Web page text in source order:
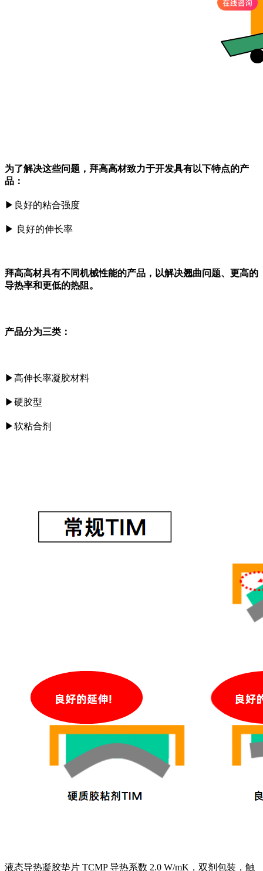
为了解决这些问题，拜高高材致力于开发具有以下特点的产
品：
▶ 良好的粘合强度
▶ 良好的伸长率
拜高高材具有不同机械性能的产品，以解决翘曲问题、更高的
导热率和更低的热阻。
产品分为三类：
▶高伸长率凝胶材料
▶硬胶型
▶软粘合剂
液态导热凝胶垫片 TCMP 导热系数 2.0 W/mK，双剂包装，触